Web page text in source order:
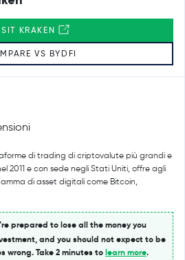
di trading di criptovalute più grandi e
2011 e con sede negli Stati Uniti, offre agli
di asset digitali come Bitcoin,
prepared to lose all the money you
and you should not expect to be
wrong. Take 2 minutes to learn more.
KRAKEN
VS BYDFI